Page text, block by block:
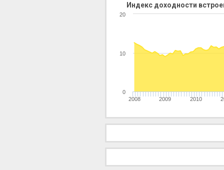
Индекс доходности
2008 2009 2010
0
10
20